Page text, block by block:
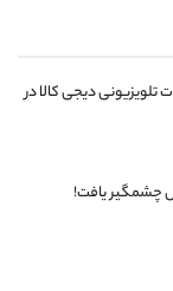
تلویزیونی دیجی کالا در